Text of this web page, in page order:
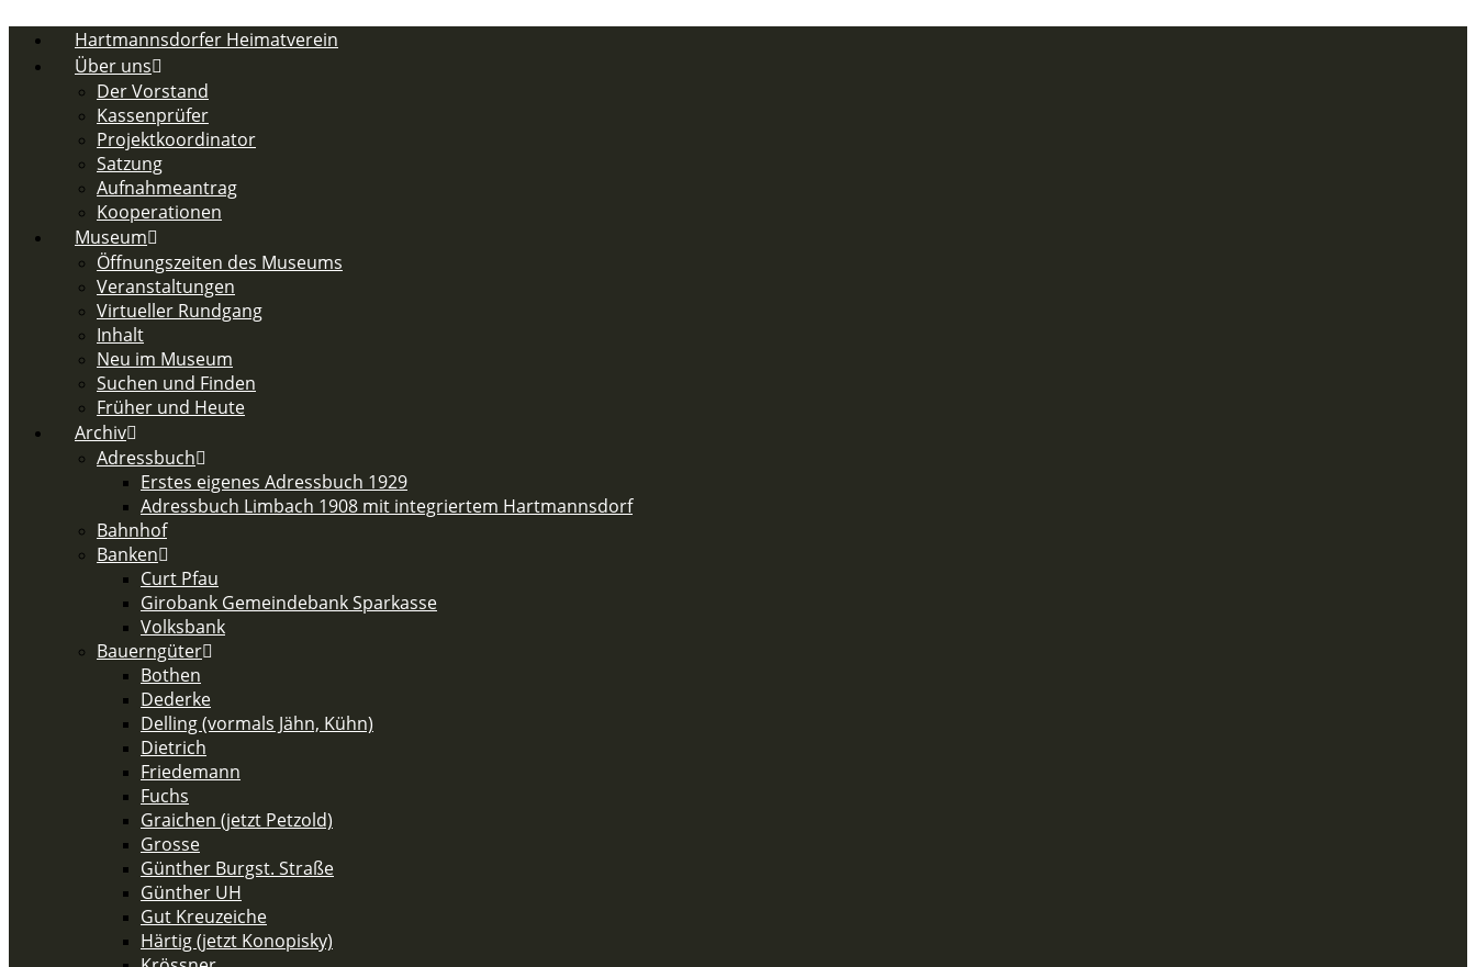
Inhalt
Hartmannsdorfer Heimatverein
Über uns
Der Vorstand
Kassenprüfer
Projektkoordinator
Satzung
Aufnahmeantrag
Kooperationen
Museum
Öffnungszeiten des Museums
Veranstaltungen
Virtueller Rundgang
Inhalt
Neu im Museum
Suchen und Finden
Früher und Heute
Archiv
Adressbuch
Erstes eigenes Adressbuch 1929
Adressbuch Limbach 1908 mit integriertem Hartmannsdorf
Bahnhof
Banken
Curt Pfau
Girobank Gemeindebank Sparkasse
Volksbank
Bauerngüter
Bothen
Dederke
Delling (vormals Jähn, Kühn)
Dietrich
Friedemann
Fuchs
Graichen (jetzt Petzold)
Grosse
Günther Burgst. Straße
Günther UH
Gut Kreuzeiche
Härtig (jetzt Konopisky)